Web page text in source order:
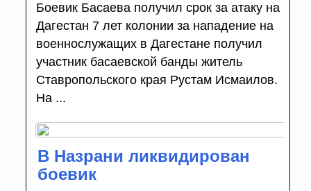
Боевик Басаева получил срок за атаку на
Дагестан 7 лет колонии за нападение на
военнослужащих в Дагестане получил
участник басаевской банды житель
Ставропольского края Рустам Исмаилов.
На ...
В Назрани ликвидирован
боевик